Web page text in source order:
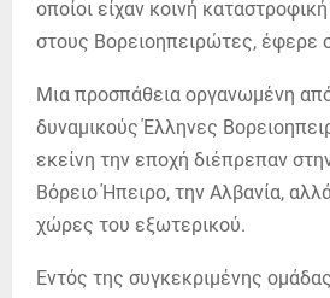
οποίοι είχαν κοινή
στους Βορειοηπειρώτες, έφερε
Μια προσπάθεια οργανωμένη
δυναμικούς Έλληνες
εκείνη την εποχή διέπρεπαν
Βόρειο Ήπειρο, την Αλβανία,
χώρες του εξωτερικού.
Εντός της συγκεκριμένης